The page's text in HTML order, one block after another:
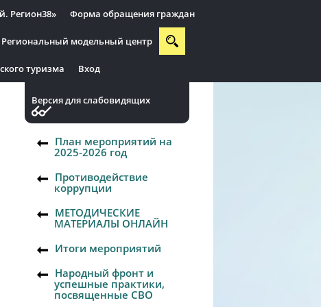
Регион38» Форма обращения граждан
Региональный модельный центр
туризма Вход
Версия для слабовидящих
План мероприятий на
2025-2026 год
Противодействие
коррупции
МЕТОДИЧЕСКИЕ
МАТЕРИАЛЫ ОНЛАЙН
Итоги мероприятий
Народный фронт и
успешные практики,
посвященные СВО